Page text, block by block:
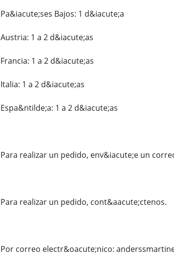
Pa&iacute;ses Bajos: 1 d&iacute;a
Austria: 1 a 2 d&iacute;as
Francia: 1 a 2 d&iacute;as
Italia: 1 a 2 d&iacute;as
Espa&ntilde;a: 1 a 2 d&iacute;as
Para realizar un pedido, env&iacute;e un
Para realizar un pedido, cont&aacute;ctenos.
Por correo electr&oacute;nico: